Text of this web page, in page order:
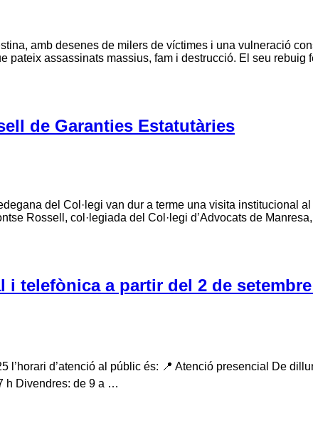
amb desenes de milers de víctimes i una vulneració
pateix assassinats massius, fam i destrucció. El seu rebuig
de Garanties Estatutàries
del Col·legi van dur a terme una visita institucional
Rossell, col·legiada del Col·legi d’Advocats de
i telefònica a partir del 2 de
l’horari d’atenció al públic és: 📍 Atenció presencial De
h Divendres: de 9 a …